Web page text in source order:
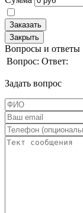
Заказать
Закрыть
Вопросы и ответы
Вопрос: Ответ:
Задать вопрос